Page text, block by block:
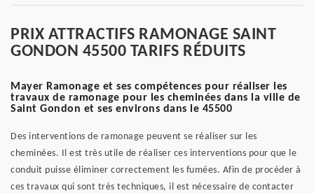
PRIX ATTRACTIFS RAMONAGE SAINT
GONDON 45500 TARIFS RÉDUITS
Mayer Ramonage et ses compétences pour réaliser les
travaux de ramonage pour les cheminées dans la ville de
Saint Gondon et ses environs dans le 45500
Des interventions de ramonage peuvent se réaliser sur les
cheminées. Il est très utile de réaliser ces interventions pour que le
conduit puisse éliminer correctement les fumées. Afin de procéder à
ces travaux qui sont très techniques, il est nécessaire de contacter